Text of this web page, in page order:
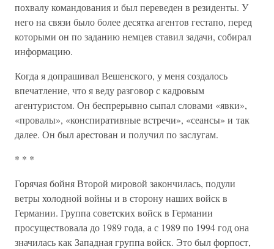
похвалу командования и был переведен в резиденты. У
него на связи было более десятка агентов гестапо, перед
которыми он по заданию немцев ставил задачи, собирал
информацию.
Когда я допрашивал Вешенского, у меня создалось
впечатление, что я веду разговор с кадровым
агентуристом. Он беспрерывно сыпал словами «явки»,
«провалы», «конспиративные встречи», «сеансы» и так
далее. Он был арестован и получил по заслугам.
* * *
Горячая бойня Второй мировой закончилась, подули
ветры холодной войны и в сторону наших войск в
Германии. Группа советских войск в Германии
просуществовала до 1989 года, а с 1989 по 1994 год она
значилась как Западная группа войск. Это был форпост,